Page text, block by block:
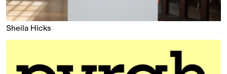
Sheila Hicks